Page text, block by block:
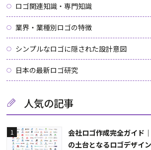
ロゴ関連知識・専門知識
業界・業種別ロゴの特徴
シンプルなロゴに隠された設計意図
日本の最新ロゴ研究
人気の記事
1
会社ロゴ作成完全ガイド
の土台となるロゴデザイ